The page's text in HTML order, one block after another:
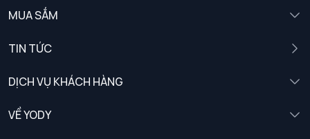
MUA SẮM
TIN TỨC
DỊCH VỤ KHÁCH HÀNG
Chính sách khách hàng thân thiết
VỀ YODY